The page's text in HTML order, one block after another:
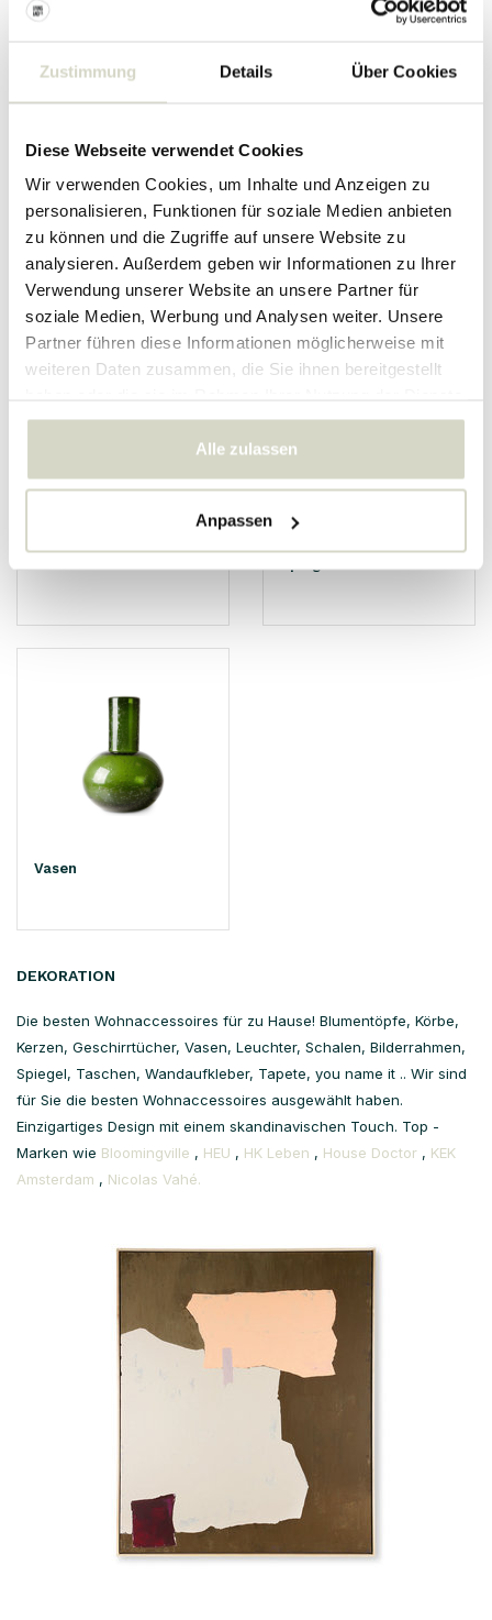
Zustimmung Details Über Cookies
Diese Webseite verwendet Cookies
Wir verwenden Cookies, um Inhalte und Anzeigen zu
personalisieren, Funktionen für soziale Medien anbieten
zu können und die Zugriffe auf unsere Website zu
analysieren. Außerdem geben wir Informationen zu Ihrer
Verwendung unserer Website an unsere Partner für
soziale Medien, Werbung und Analysen weiter. Unsere
Partner führen diese Informationen möglicherweise mit
weiteren Daten zusammen, die Sie ihnen bereitgestellt
gesammelt haben.
Alle zulassen
Anpassen
Körbe Pflanzer
Vasen
DEKORATION
Die besten Wohnaccessoires für zu Hause! Blumentöpfe, Körbe,
Kerzen, Geschirrtücher, Vasen, Leuchter, Schalen, Bilderrahmen,
Spiegel, Taschen, Wandaufkleber, Tapete, you name it .. Wir sind
für Sie die besten Wohnaccessoires ausgewählt haben.
Einzigartiges Design mit einem skandinavischen Touch. Top -
Marken wie Bloomingville , HEU , HK Leben , House Doctor , KEK
Amsterdam , Nicolas Vahé.